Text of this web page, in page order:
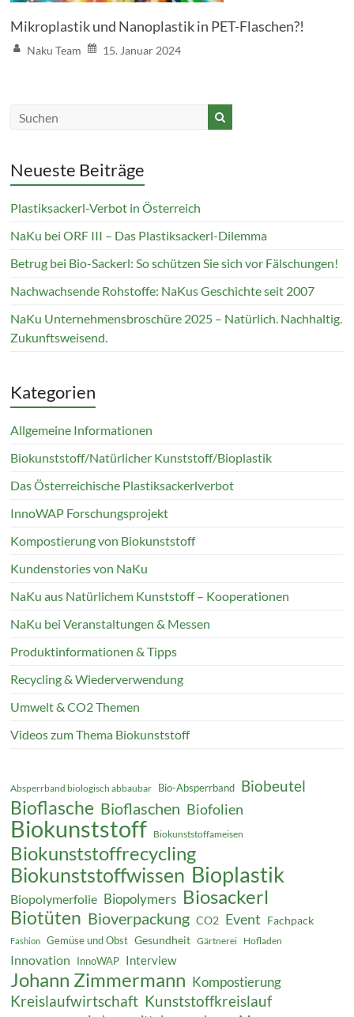
Mikroplastik und Nanoplastik in PET-Flaschen?!
Naku Team 15. Januar 2024
Neueste Beiträge
Plastiksackerl-Verbot in Österreich
NaKu bei ORF III – Das Plastiksackerl-Dilemma
Betrug bei Bio-Sackerl: So schützen Sie sich vor Fälschungen!
Nachwachsende Rohstoffe: NaKus Geschichte seit 2007
NaKu Unternehmensbroschüre 2025 – Natürlich. Nachhaltig.
Zukunftsweisend.
Kategorien
Allgemeine Informationen
Biokunststoff/Natürlicher Kunststoff/Bioplastik
Das Österreichische Plastiksackerlverbot
InnoWAP Forschungsprojekt
Kompostierung von Biokunststoff
Kundenstories von NaKu
NaKu aus Natürlichem Kunststoff – Kooperationen
NaKu bei Veranstaltungen & Messen
Produktinformationen & Tipps
Recycling & Wiederverwendung
Umwelt & CO2 Themen
Videos zum Thema Biokunststoff
Absperrband biologisch abbaubar Bio-Absperrband Biobeutel
Bioflasche Bioflaschen Biofolien
Biokunststoff Biokunststoffameisen
Biokunststoffrecycling
Biokunststoffwissen Bioplastik
Biopolymerfolie Biopolymers Biosackerl
Biotüten Bioverpackung CO2 Event Fachpack
Fashion Gemüse und Obst Gesundheit Gärtnerei Hofladen
Innovation InnoWAP Interview
Johann Zimmermann Kompostierung
Kreislaufwirtschaft Kunststoffkreislauf